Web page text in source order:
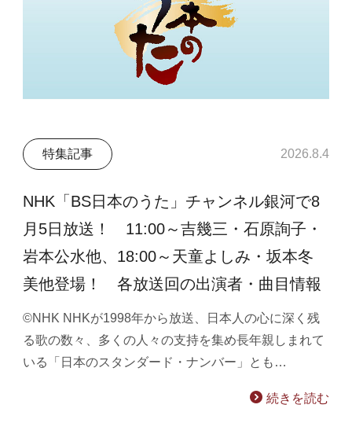
特集記事 2026.8.4
NHK「BS日本のうた」チャンネル銀河で8
月5日放送！ 11:00～吉幾三・石原詢子・
岩本公水他、18:00～天童よしみ・坂本冬
美他登場！ 各放送回の出演者・曲目情報
©NHK NHKが1998年から放送、日本人の心に深く残
る歌の数々、多くの人々の支持を集め長年親しまれて
いる「日本のスタンダード・ナンバー」とも…
続きを読む